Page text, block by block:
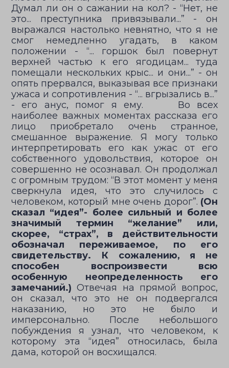
Думал ли он о сажании на кол? - “Нет, не
это... преступника привязывали...” - он
выражался настолько невнятно, что я не
смог немедленно угадать, в каком
положении - “... горшок был повернут
верхней частью к его ягодицам... туда
помещали нескольких крыс... и они...” - он
опять прервался, выказывая все признаки
ужаса и сопротивления - “... вгрызались в...”
- его анус, помог я ему. Во всех
наиболее важных моментах рассказа его
лицо приобретало очень странное,
смешанное выражение. Я могу только
интерпретировать его как ужас от его
собственного удовольствия, которое он
совершенно не осознавал. Он продолжал
с огромным трудом: “В этот момент у меня
сверкнула идея, что это случилось с
человеком, который мне очень дорог”. (Он
сказал “идея”- более сильный и более
значимый термин “желание” или,
скорее, “страх”, в действительности
обозначал переживаемое, по его
свидетельству. К сожалению, я не
способен воспроизвести всю
особенную неопределенность его
замечаний.)Отвечая на прямой вопрос,
он сказал, что это не он подвергался
наказанию, но это не было и
имперсонально. После небольшого
побуждения я узнал, что человеком, к
которому эта “идея” относилась, была
дама, которой он восхищался.